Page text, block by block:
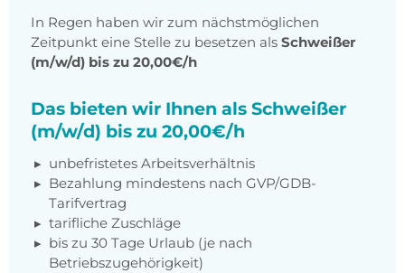
In Regen haben wir zum nächstmöglichen
Zeitpunkt eine Stelle zu besetzen als Schweißer
(m/w/d) bis zu 20,00€/h
Das bieten wir Ihnen als Schweißer
(m/w/d) bis zu 20,00€/h
unbefristetes Arbeitsverhältnis
Bezahlung mindestens nach GVP/GDB-
Tarifvertrag
tarifliche Zuschläge
bis zu 30 Tage Urlaub (je nach
Betriebszugehörigkeit)